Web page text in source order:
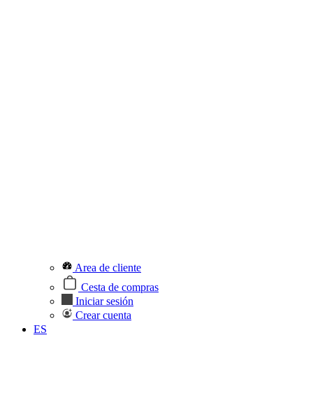
Area de cliente
Cesta de compras
Iniciar sesión
Crear cuenta
ES